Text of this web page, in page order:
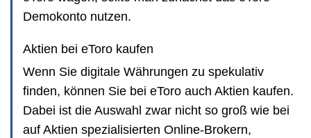
Demokonto nutzen.
Aktien bei eToro kaufen
Wenn Sie digitale Währungen zu spekulativ
finden, können Sie bei eToro auch Aktien kaufen.
Dabei ist die Auswahl zwar nicht so groß wie bei
auf Aktien spezialisierten Online-Brokern,